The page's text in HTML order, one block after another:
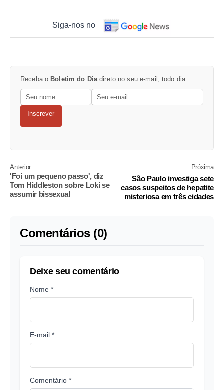
Siga-nos no
Receba o Boletim do Diadireto no seu e-mail, todo dia.
Inscrever
Anterior
'Foi um pequeno passo', diz
Tom Hiddleston sobre Loki se
assumir bissexual
Próxima
São Paulo investiga sete
casos suspeitos de hepatite
misteriosa em três cidades
Comentários (0)
Deixe seu comentário
Nome *
E-mail *
Comentário *